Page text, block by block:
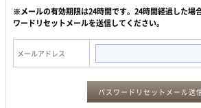
※メールの有効期限は24時間です。24時間経過した場
ワードリセットメールを送信してください。
メールアドレス
パスワードリセットメール送